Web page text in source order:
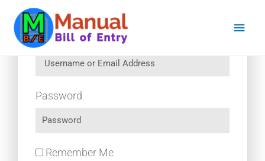
content
Username or Email Address
Password
Remember Me